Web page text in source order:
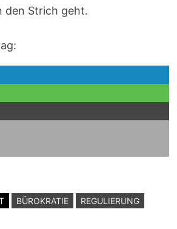
den Strich geht.
BÜROKRATIE REGULIERUNG